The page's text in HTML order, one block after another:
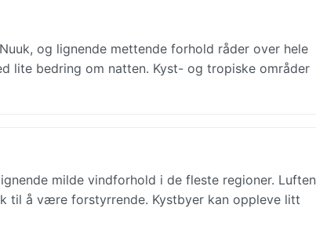
og lignende mettende forhold råder over hele
lite bedring om natten. Kyst- og tropiske områder
milde vindforhold i de fleste regioner. Luften
til å være forstyrrende. Kystbyer kan oppleve litt